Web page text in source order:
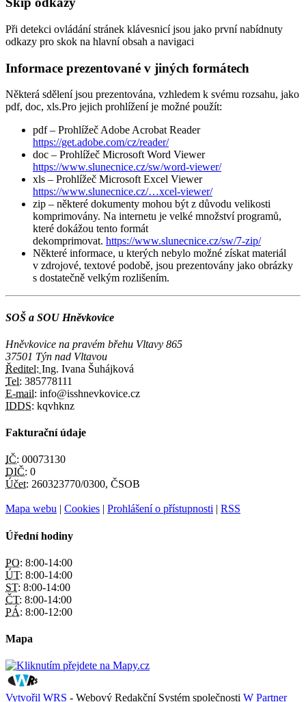
Při detekci ovládání stránek klávesnicí jsou jako první nabídnuty
odkazy pro skok na hlavní obsah a navigaci
Informace prezentované v jiných formátech
Některá sdělení jsou prezentována, vzhledem k svému rozsahu, jako
pdf, doc, xls.Pro jejich prohlížení je možné použít:
pdf – Prohlížeč Adobe Acrobat Reader
https://get.adobe.com/cz/reader/
doc – Prohlížeč Microsoft Word Viewer
https://www.slunecnice.cz/sw/word-viewer/
xls – Prohlížeč Microsoft Excel Viewer
https://www.slunecnice.cz/…xcel-viewer/
zip – některé dokumenty mohou být z důvodu velikosti
komprimovány. Na internetu je velké množství programů,
které dokážou tento formát
dekomprimovat. https://www.slunecnice.cz/sw/7-zip/
Některé informace, u kterých nebylo možné získat materiál
v zdrojové, textové podobě, jsou prezentovány jako obrázky
s dostatečně velkým rozlišením.
SOŠ a SOU Hněvkovice
Hněvkovice na pravém břehu Vltavy 865
37501 Týn nad Vltavou
Ředitel: Ing. Ivana Šuhájková
Tel: 385778111
E-mail: info@isshnevkovice.cz
IDDS: kqvhknz
Fakturační údaje
IČ: 00073130
DIČ: 0
Účet: 260323770/0300, ČSOB
Mapa webu | Cookies | Prohlášení o přístupnosti | RSS
Úřední hodiny
PO: 8:00-14:00
ÚT: 8:00-14:00
ST: 8:00-14:00
ČT: 8:00-14:00
PÁ: 8:00-12:00
Mapa
Vytvořil WRS - Webový Redakční Systém společnosti W Partner